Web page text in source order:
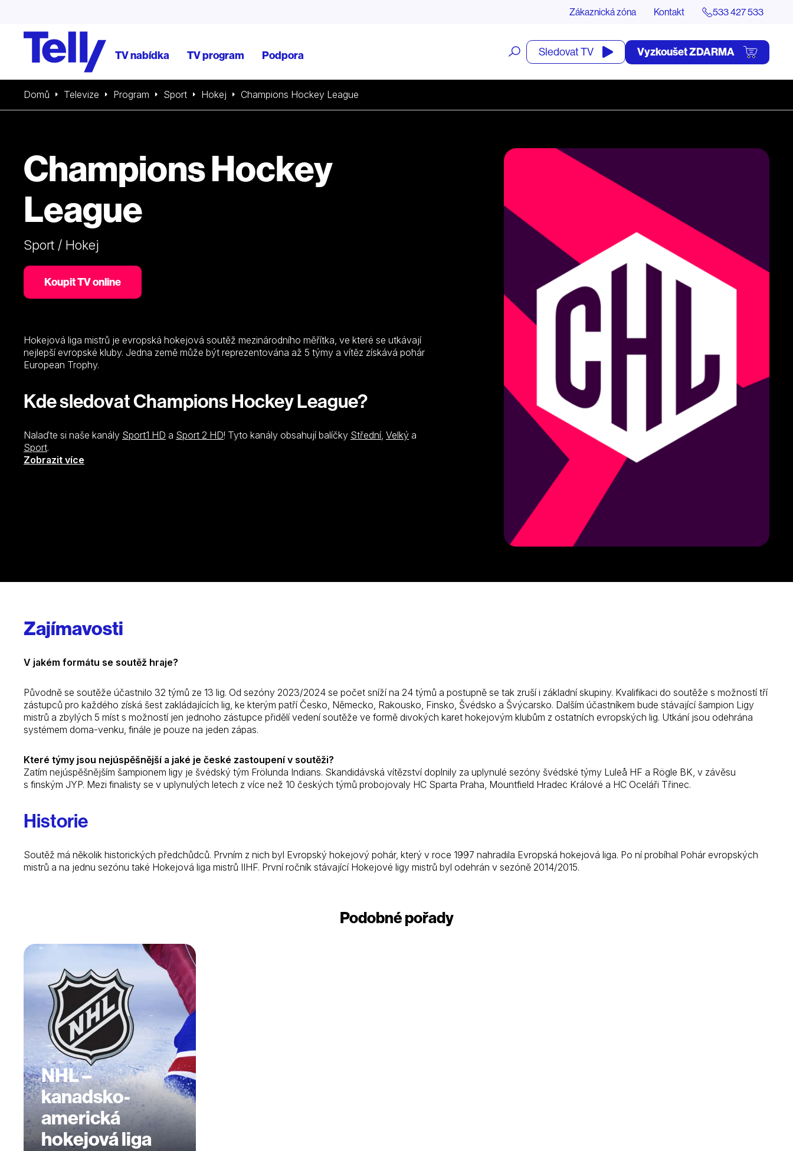
Zákaznická zóna Kontakt 533 427 533
TV nabídka TV program Podpora
Otevřít
vyhledávání
Sledovat TV Vyzkoušet ZDARMA
Domů Televize Program Sport Hokej Champions Hockey League
Champions Hockey
League
Sport / Hokej
Koupit TV online
Hokejová liga mistrů je evropská hokejová soutěž mezinárodního měřítka, ve které se utkávají
nejlepší evropské kluby. Jedna země může být reprezentována až 5 týmy a vítěz získává pohár
European Trophy.
Kde sledovat Champions Hockey League?
Nalaďte si naše kanály Sport1 HD a Sport 2 HD! Tyto kanály obsahují balíčky Střední, Velký a
Sport.
Zobrazit více
Zajímavosti
V jakém formátu se soutěž hraje?
Původně se soutěže účastnilo 32 týmů ze 13 lig. Od sezóny 2023/2024 se počet sníží na 24 týmů a postupně se tak zruší i základní skupiny. Kvalifikaci do soutěže s možností tří
zástupců pro každého získá šest zakládajících lig, ke kterým patří Česko, Německo, Rakousko, Finsko, Švédsko a Švýcarsko. Dalším účastníkem bude stávající šampion Ligy
mistrů a zbylých 5 míst s možností jen jednoho zástupce přidělí vedení soutěže ve formě divokých karet hokejovým klubům z ostatních evropských lig. Utkání jsou odehrána
systémem doma-venku, finále je pouze na jeden zápas.
Které týmy jsou nejúspěšnější a jaké je české zastoupení v soutěži?
Zatím nejúspěšnějším šampionem ligy je švédský tým Frölunda Indians. Skandidávská vítězství doplnily za uplynulé sezóny švédské týmy Luleå HF a Rögle BK, v závěsu
s finským JYP. Mezi finalisty se v uplynulých letech z více než 10 českých týmů probojovaly HC Sparta Praha, Mountfield Hradec Králové a HC Oceláři Třinec.
Historie
Soutěž má několik historických předchůdců. Prvním z nich byl Evropský hokejový pohár, který v roce 1997 nahradila Evropská hokejová liga. Po ní probíhal Pohár evropských
mistrů a na jednu sezónu také Hokejová liga mistrů IIHF. První ročník stávající Hokejové ligy mistrů byl odehrán v sezóně 2014/2015.
Podobné pořady
NHL –
kanadsko-
americká
hokejová liga